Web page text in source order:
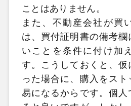
ことはありません。
また、不動産会社が買
は、買付証明書の備考
いことを条件に付け加
す。こうしておくと、仮
った場合に、購入をス
易になるからです。個人